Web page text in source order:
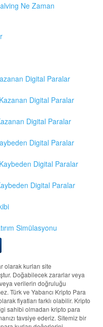
Ne Zaman
Digital Paralar
Digital Paralar
Digital Paralar
Digital Paralar
Digital Paralar
Digital Paralar
Simülasyonu
olarak kurları site
Doğabilecek zararlar veya
verilerin doğruluğu
Türk ve Yabancı Kripto Para
fiyatları farklı olabilir. Kripto
sahibi olmadan kripto para
tavsiye ederiz. Sitemiz bir